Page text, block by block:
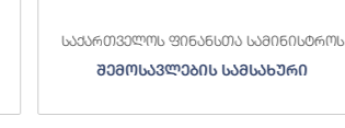
საქართველოს ფინანსთა სამინისტროს
შემოსავლების სამსახური